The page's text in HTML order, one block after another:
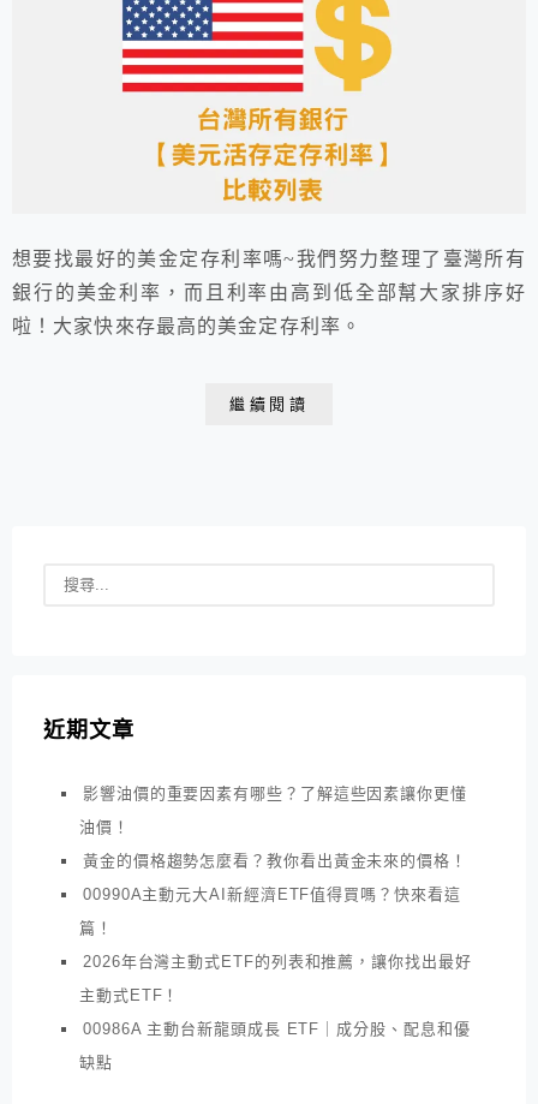
想要找最好的美金定存利率嗎~我們努力整理了臺灣所有
銀行的美金利率，而且利率由高到低全部幫大家排序好
啦！大家快來存最高的美金定存利率。
繼續閱讀
近期文章
影響油價的重要因素有哪些？了解這些因素讓你更懂
油價！
黃金的價格趨勢怎麼看？教你看出黃金未來的價格！
00990A主動元大AI新經濟ETF值得買嗎？快來看這
篇！
2026年台灣主動式ETF的列表和推薦，讓你找出最好
主動式ETF！
00986A 主動台新龍頭成長 ETF｜成分股、配息和優
缺點